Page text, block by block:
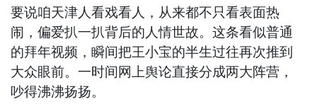
要说咱天津人看戏看人，从来都不只看表面热
闹，偏爱扒一扒背后的人情世故。这条看似普通
的拜年视频，瞬间把王小宝的半生过往再次推到
大众眼前。一时间网上舆论直接分成两大阵营，
吵得沸沸扬扬。